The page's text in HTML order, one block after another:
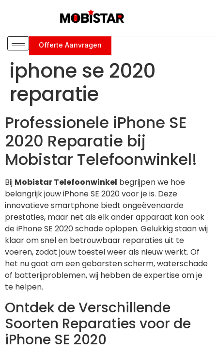
Offerte Aanvragen
iphone se 2020
reparatie
Professionele iPhone SE
2020 Reparatie bij
Mobistar Telefoonwinkel!
Bij Mobistar Telefoonwinkel begrijpen we hoe
belangrijk jouw iPhone SE 2020 voor je is. Deze
innovatieve smartphone biedt ongeëvenaarde
prestaties, maar net als elk ander apparaat kan ook
de iPhone SE 2020 schade oplopen. Gelukkig staan wij
klaar om snel en betrouwbaar reparaties uit te
voeren, zodat jouw toestel weer als nieuw werkt. Of
het nu gaat om een gebarsten scherm, waterschade
of batterijproblemen, wij hebben de expertise om je
te helpen.
Ontdek de Verschillende
Soorten Reparaties voor de
iPhone SE 2020